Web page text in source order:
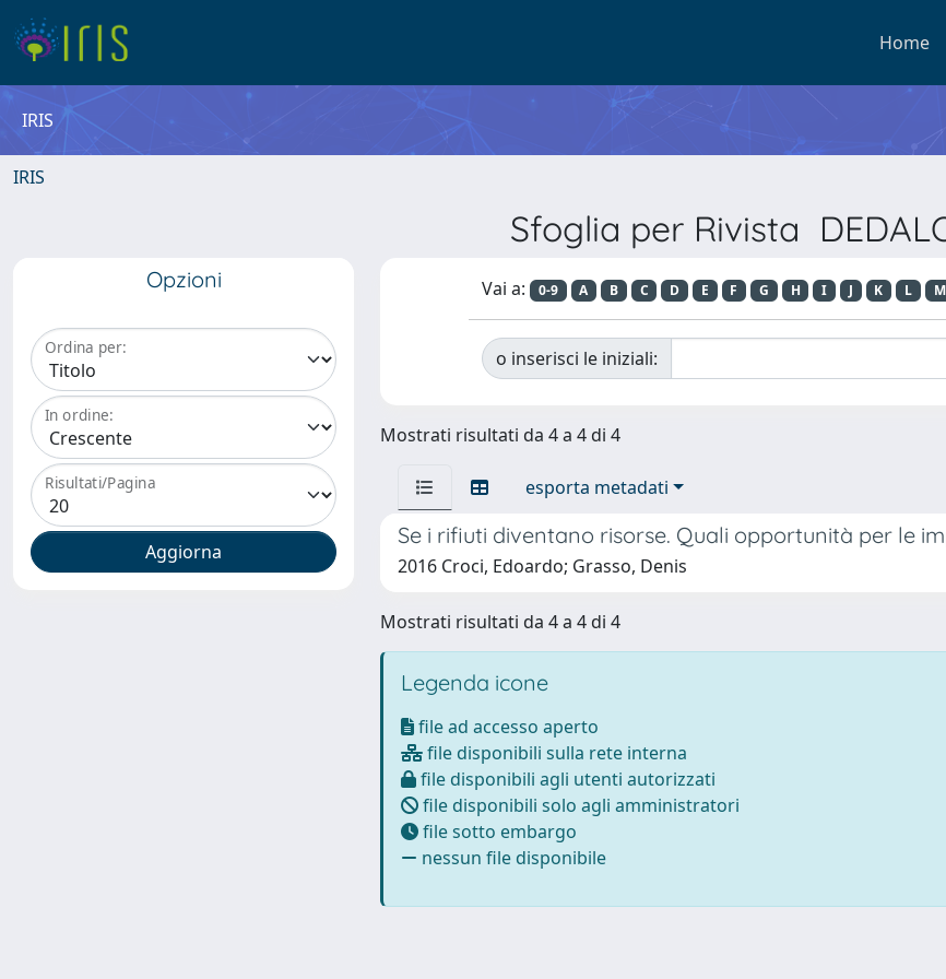
Home
IRIS
IRIS
Sfoglia per Rivista
Opzioni
Ordina per:
In ordine:
Risultati/Pagina
Vai a: 0-9 A B C D E F G H I J K L M
o inserisci le iniziali:
Mostrati risultati da 4 a 4 di 4
esporta metadati
Se i rifiuti diventano risorse. Quali opportunità per le
2016 Croci, Edoardo; Grasso, Denis
Mostrati risultati da 4 a 4 di 4
Legenda icone
file ad accesso aperto
file disponibili sulla rete interna
file disponibili agli utenti autorizzati
file disponibili solo agli amministratori
file sotto embargo
nessun file disponibile